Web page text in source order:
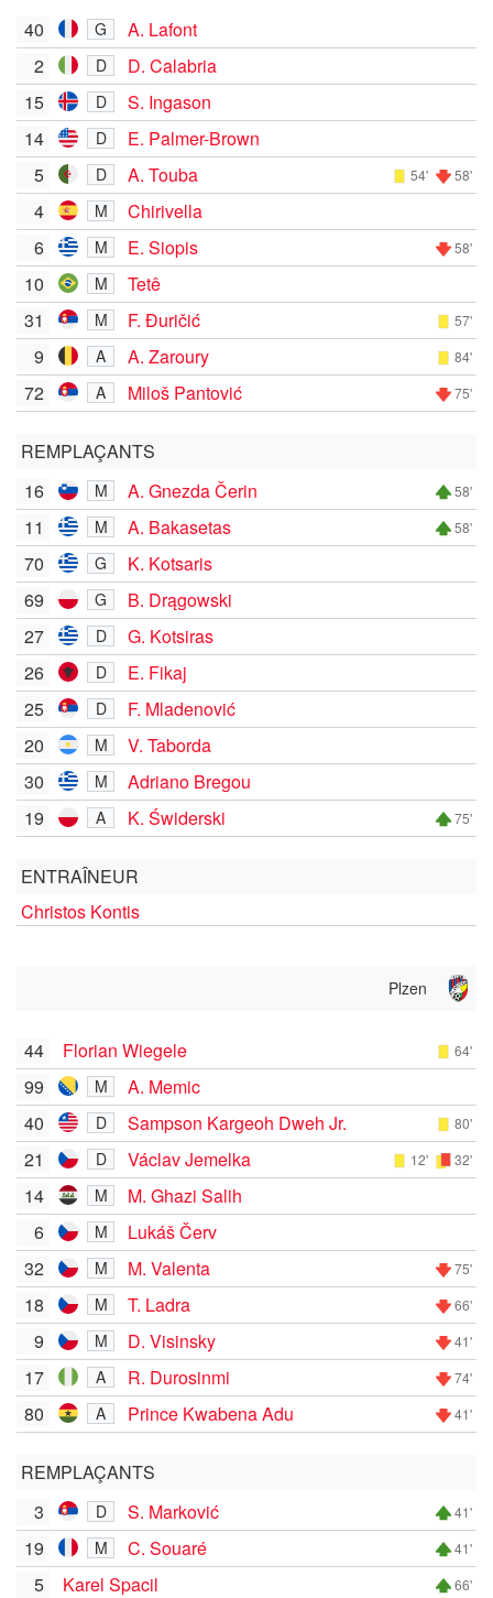
40 G
A. Lafont
2
D
D. Calabria
15
D
S. Ingason
14
D
E. Palmer-Brown
5
D A. Touba 54' 58'
4 M
Chirivella
6
M E. Siopis 58'
10 M
Tetê
31
M F. Đuričić 57'
9 A A. Zaroury 84'
72 A Miloš Pantović 75'
REMPLAÇANTS
16
M A. Gnezda Čerin 58'
11 M A. Bakasetas 58'
70 G
K. Kotsaris
69
G
B. Drągowski
27
D
G. Kotsiras
26
D
E. Fikaj
25
D
F. Mladenović
20
M
V. Taborda
30
M
Adriano Bregou
19
A K. Świderski 75'
ENTRAÎNEUR
Christos Kontis
Plzen
44 Florian Wiegele 64'
99 M
A. Memic
40
D Sampson Kargeoh Dweh Jr. 80'
21 D Václav Jemelka 12' 32'
14 M
M. Ghazi Salih
6
M
Lukáš Červ
32
M M. Valenta 75'
18 M T. Ladra 66'
9 M D. Visinsky 41'
17 A R. Durosinmi 74'
80 A Prince Kwabena Adu 41'
REMPLAÇANTS
3
D S. Marković 41'
19 M C. Souaré 41'
5 Karel Spacil 66'